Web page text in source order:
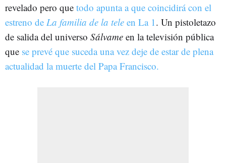
revelado pero que todo apunta a que coincidirá con el
estreno de La familia de la tele en La 1 . Un pistoletazo
de salida del universo Sálvame en la televisión pública
que se prevé que suceda una vez deje de estar de plena
actualidad la muerte del Papa Francisco.